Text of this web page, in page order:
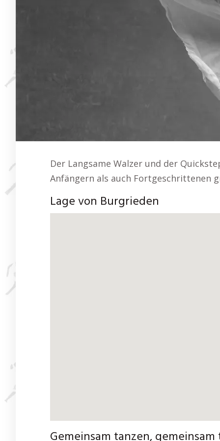
Der Langsame Walzer und der
Anfängern als auch Fortgeschrittenen
Lage von Burgrieden
Gemeinsam tanzen,